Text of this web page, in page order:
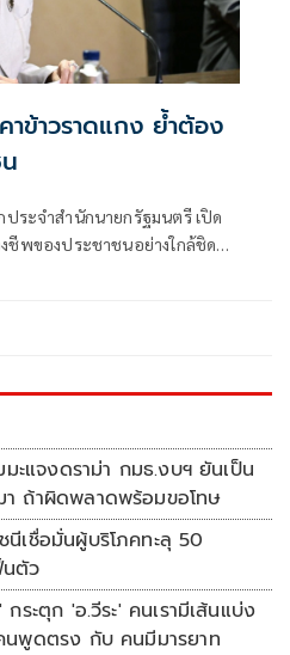
าข้าวราดแกง ย้ำต้อง
ประจำสำนักนายกรัฐมนตรี เปิด
ชีพของประชาชนอย่างใกล้ชิด
แจงดราม่า กมธ.งบฯ ยันเป็น
า ถ้าผิดพลาดพร้อมขอโทษ
เชื่อมั่นผู้บริโภคทะลุ 50
ตัว
วีระ' คนเรามีเส้นแบ่ง
นพูดตรง กับ คนมีมารยาท